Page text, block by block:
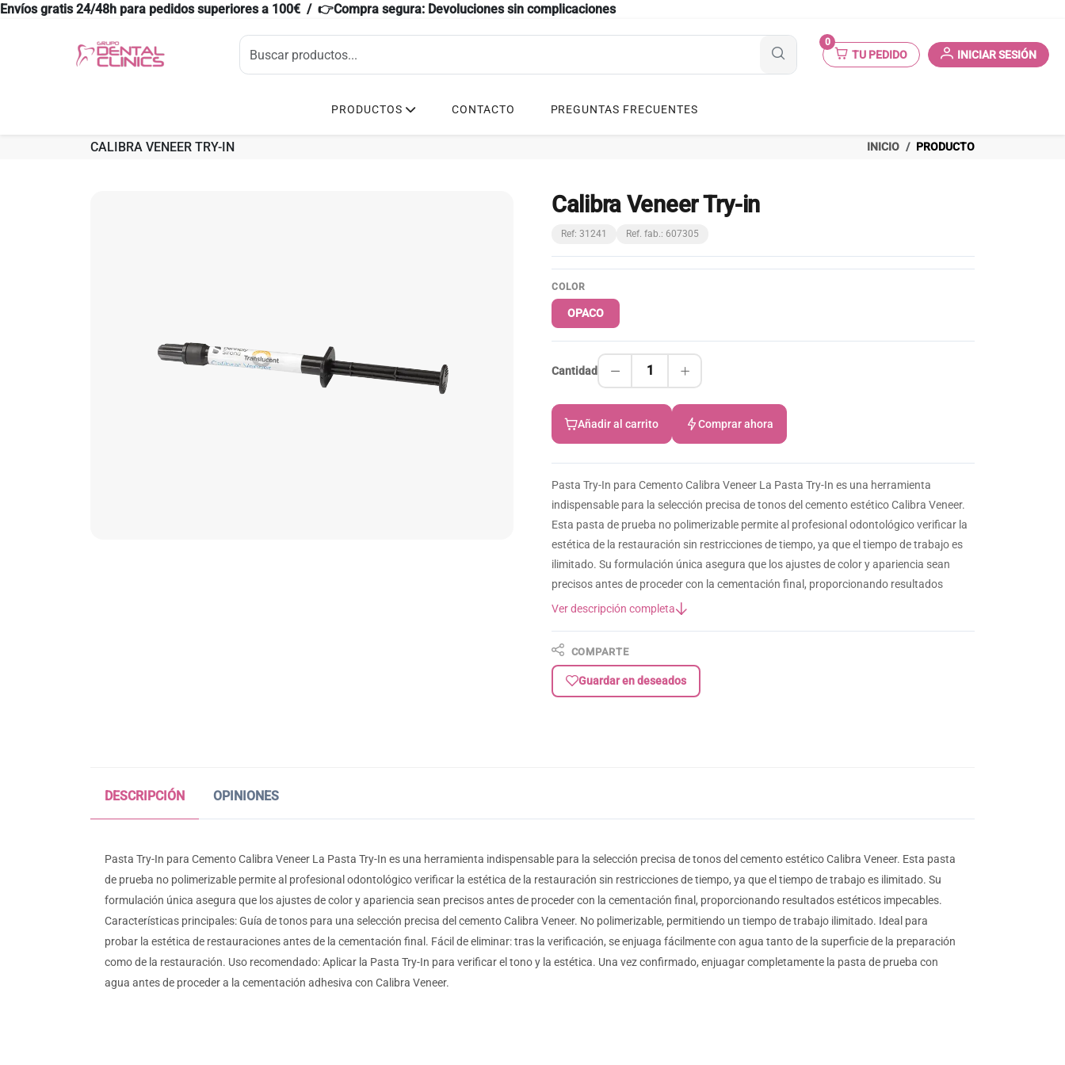
Envíos gratis 24/48h para pedidos superiores a 100€ / 👉Compra segura: Devoluciones sin complicaciones
0
TU PEDIDO INICIAR SESIÓN
PRODUCTOS CONTACTO PREGUNTAS FRECUENTES
CALIBRA VENEER TRY-IN INICIO PRODUCTO
Calibra Veneer Try-in
Ref: 31241 Ref. fab.: 607305
COLOR
OPACO
Cantidad 1
Añadir al carrito Comprar ahora
Pasta Try-In para Cemento Calibra Veneer La Pasta Try-In es una herramienta
indispensable para la selección precisa de tonos del cemento estético Calibra Veneer.
Esta pasta de prueba no polimerizable permite al profesional odontológico verificar la
estética de la restauración sin restricciones de tiempo, ya que el tiempo de trabajo es
ilimitado. Su formulación única asegura que los ajustes de color y apariencia sean
precisos antes de proceder con la cementación final, proporcionando resultados
Ver descripción completa
COMPARTE
Guardar en deseados
DESCRIPCIÓN OPINIONES
Pasta Try-In para Cemento Calibra Veneer La Pasta Try-In es una herramienta indispensable para la selección precisa de tonos del cemento estético Calibra Veneer. Esta pasta
de prueba no polimerizable permite al profesional odontológico verificar la estética de la restauración sin restricciones de tiempo, ya que el tiempo de trabajo es ilimitado. Su
formulación única asegura que los ajustes de color y apariencia sean precisos antes de proceder con la cementación final, proporcionando resultados estéticos impecables.
Características principales: Guía de tonos para una selección precisa del cemento Calibra Veneer. No polimerizable, permitiendo un tiempo de trabajo ilimitado. Ideal para
probar la estética de restauraciones antes de la cementación final. Fácil de eliminar: tras la verificación, se enjuaga fácilmente con agua tanto de la superficie de la preparación
como de la restauración. Uso recomendado: Aplicar la Pasta Try-In para verificar el tono y la estética. Una vez confirmado, enjuagar completamente la pasta de prueba con
agua antes de proceder a la cementación adhesiva con Calibra Veneer.